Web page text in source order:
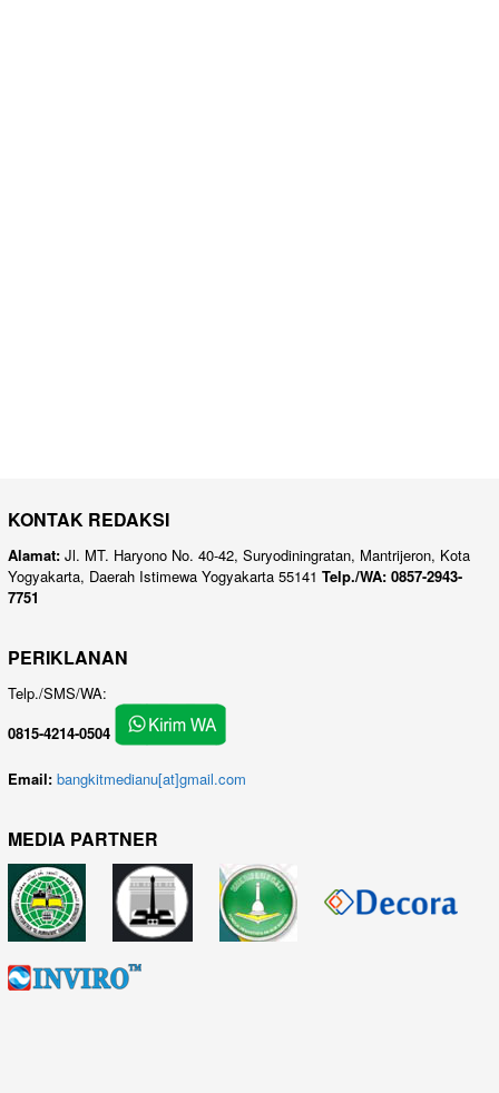
KONTAK REDAKSI
Alamat: Jl. MT. Haryono No. 40-42, Suryodiningratan, Mantrijeron, Kota
Yogyakarta, Daerah Istimewa Yogyakarta 55141 Telp./WA: 0857-2943-
7751
PERIKLANAN
Telp./SMS/WA:
0815-4214-0504
Email: bangkitmedianu[at]gmail.com
MEDIA PARTNER